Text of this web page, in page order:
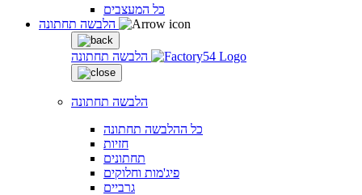
כל המעצבים
הלבשה תחתונה
הלבשה תחתונה
כל ההלבשה תחתונה
חזיות
תחתונים
פיג'מות וחלוקים
גרביים